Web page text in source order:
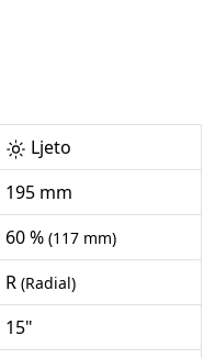
Ljeto
195 mm
60 % (117 mm)
R (Radial)
15"